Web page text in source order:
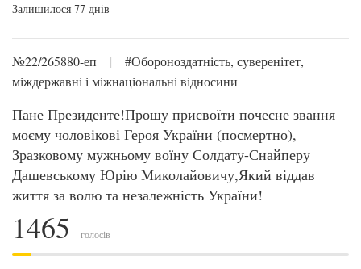
Залишилося 77 днів
№22/265880-еп |
#Обороноздатність, суверенітет,
міждержавні і міжнаціональні відносини
Пане Президенте!Прошу присвоїти почесне звання
моєму чоловікові Героя України (посмертно),
Зразковому мужньому воїну Солдату-Снайперу
Дашевському Юрію Миколайовичу,Який віддав
життя за волю та незалежність України!
1465 голосів